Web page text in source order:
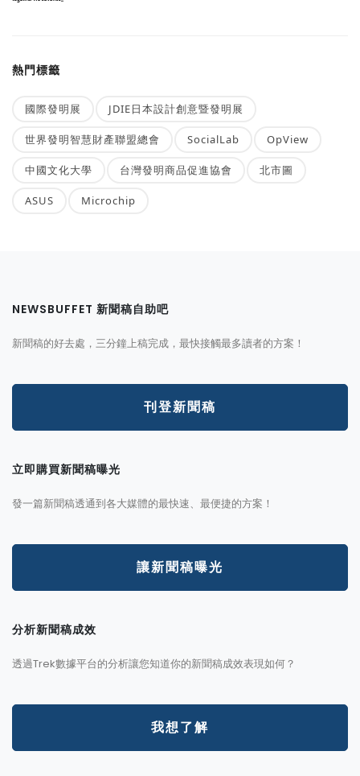
熱門標籤
國際發明展 JDIE日本設計創意暨發明展
世界發明智慧財產聯盟總會 SocialLab OpView
中國文化大學 台灣發明商品促進協會 北市圖
ASUS Microchip
NEWSBUFFET 新聞稿自助吧
新聞稿的好去處，三分鐘上稿完成，最快接觸最多讀者的方案！
刊登新聞稿
立即購買新聞稿曝光
發一篇新聞稿透通到各大媒體的最快速、最便捷的方案！
讓新聞稿曝光
分析新聞稿成效
透過Trek數據平台的分析讓您知道你的新聞稿成效表現如何？
我想了解